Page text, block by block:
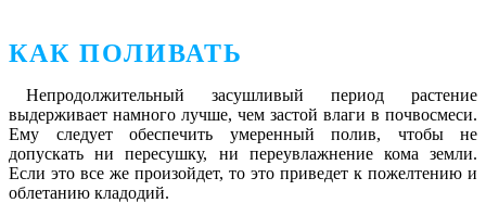
КАК ПОЛИВАТЬ
Непродолжительный засушливый период растение
выдерживает намного лучше, чем застой влаги в почвосмеси.
Ему следует обеспечить умеренный полив, чтобы не
допускать ни пересушку, ни переувлажнение кома земли.
Если это все же произойдет, то это приведет к пожелтению и
облетанию кладодий.